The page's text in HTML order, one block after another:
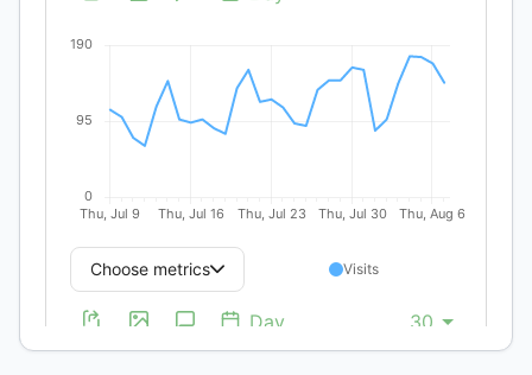
Científicas y
Nacional de
Argentina